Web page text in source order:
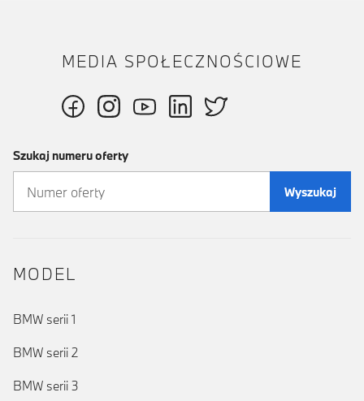
MEDIA SPOŁECZNOŚCIOWE
Szukaj numeru oferty
Wyszukaj
MODEL
BMW serii 1
BMW serii 2
BMW serii 3